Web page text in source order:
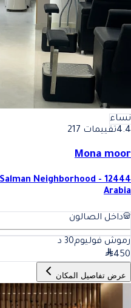
نساء
4.4تقييمات 217
Mona moor
Arabia
داخل الصالون
رموش فوليوم30 د
450
عرض تفاصيل المكان